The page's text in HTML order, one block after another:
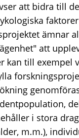
att bidra till
ämnar
att
kan till exempel
i stora
m.m.),